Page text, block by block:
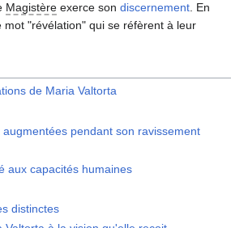
Magistère exerce son discernement . En
"révélation" qui se réfèrent à leur
de Maria Valtorta
pendant son ravissement
aux capacités humaines
distinctes